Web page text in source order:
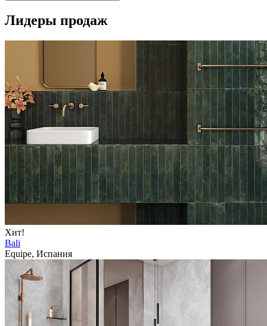
Лидеры продаж
Хит!
Bali
Equipe, Испания